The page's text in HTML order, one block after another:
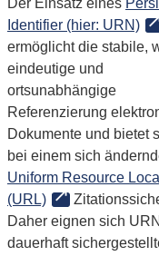
Der Einsatz eines
Identifier (hier: URN)
ermöglicht die stabile,
eindeutige und
ortsunabhängige
Referenzierung
Dokumente und bietet
bei einem sich
Uniform Resource
(URL)
Daher eignen sich
dauerhaft